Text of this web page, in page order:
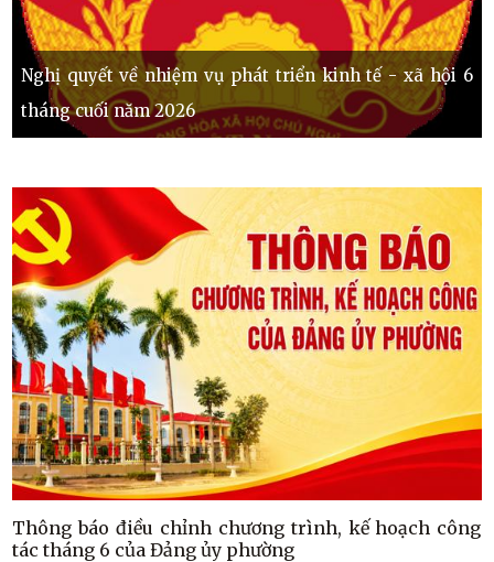
Nghị quyết về nhiệm vụ phát triển kinh tế - xã hội 6
tháng cuối năm 2026
Thông báo điều chỉnh chương trình, kế hoạch công
tác tháng 6 của Đảng ủy phường